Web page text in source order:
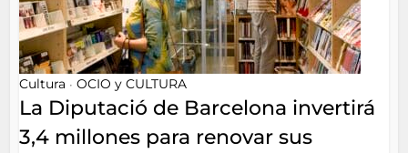
Cultura • OCIO y CULTURA
La Diputació de Barcelona invertirá
3,4 millones para renovar sus